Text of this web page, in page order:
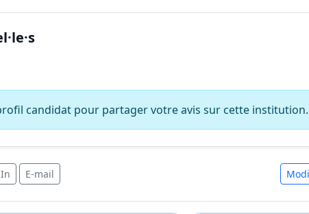
candidat pour partager votre avis sur cette institution.
E-mail